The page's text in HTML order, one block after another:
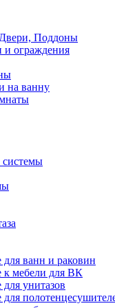
Поддоны
и ограждения
на ванну
ванн и раковин
мебели для ВК
унитазов